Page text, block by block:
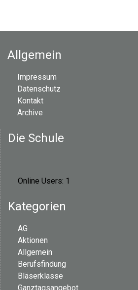
Allgemein
Impressum
Datenschutz
Kontakt
Archive
Die Schule
Online Users: 1
Kategorien
AG
Aktionen
Allgemein
Berufsfindung
Bläserklasse
Ganztagsangebot